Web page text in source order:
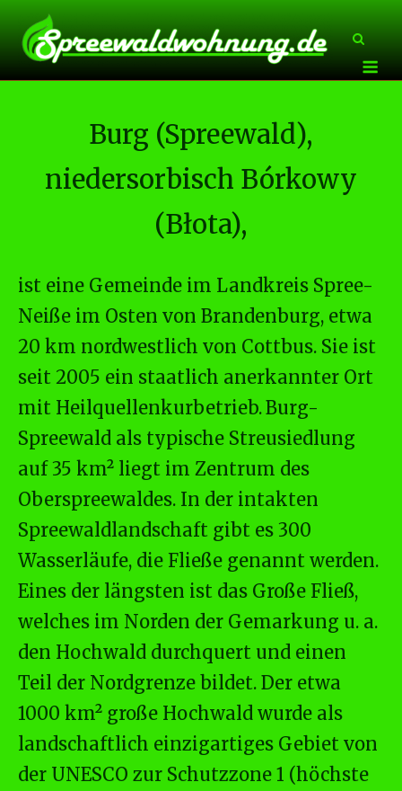
content
Burg (Spreewald),
niedersorbisch Bórkowy
(Błota),
ist eine Gemeinde im Landkreis Spree-
Neiße im Osten von Brandenburg, etwa
20 km nordwestlich von Cottbus. Sie ist
seit 2005 ein staatlich anerkannter Ort
mit Heilquellenkurbetrieb.Burg-
Spreewald als typische Streusiedlung
auf 35 km² liegt im Zentrum des
Oberspreewaldes. In der intakten
Spreewaldlandschaft gibt es 300
Wasserläufe, die Fließe genannt werden.
Eines der längsten ist das Große Fließ,
welches im Norden der Gemarkung u. a.
den Hochwald durchquert und einen
Teil der Nordgrenze bildet. Der etwa
1000 km² große Hochwald wurde als
landschaftlich einzigartiges Gebiet von
der UNESCO zur Schutzzone 1 (höchste